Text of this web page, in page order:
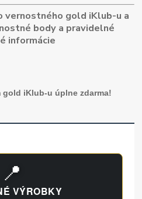
vernostného gold iKlub-u a
body a pravidelné
informácie
iKlub-u úplne zdarma!
📍
VÝROBKY